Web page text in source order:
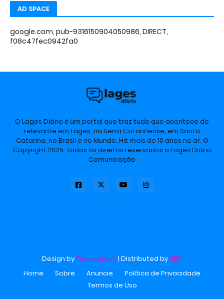
AD SPACE
google.com, pub-9316150904050986, DIRECT,
f08c47fec0942fa0
O Lages Diário é um portal que traz tudo que acontece de
relevante em Lages, na Serra Catarinense, em Santa
Catarina, no Brasil e no Mundo. Há mais de 10 anos no ar. ©
Copyright 2025. Todos os direitos reservados a Lages Diário
Comunicação
Design byTemplateify| Distributed bySEBI
Home
Sobre Anuncie
Política de Privacidade
Termos de Uso